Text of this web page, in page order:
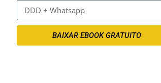
BAIXAR EBOOK GRATUITO